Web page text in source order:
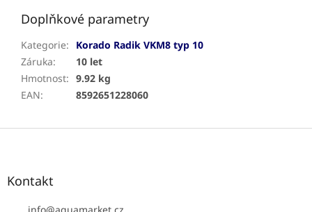
Doplňkové parametry
Kategorie:
Korado Radik VKM8 typ 10
Záruka:
10 let
Hmotnost: 9.92 kg
EAN: 8592651228060
Z
Kontakt
info@aquamarket.cz